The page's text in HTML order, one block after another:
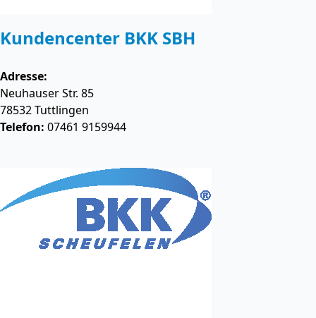
Kundencenter BKK SBH
Adresse:
Neuhauser Str. 85
78532Tuttlingen
Telefon: 07461 9159944